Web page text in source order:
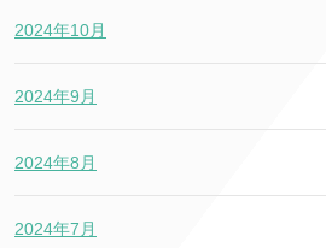
2024年10月
2024年9月
2024年8月
2024年7月